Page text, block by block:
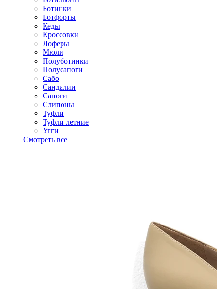
Ботинки
Ботфорты
Кеды
Кроссовки
Лоферы
Мюли
Полуботинки
Полусапоги
Сабо
Сандалии
Сапоги
Слипоны
Туфли
Туфли летние
Угги
Смотреть все